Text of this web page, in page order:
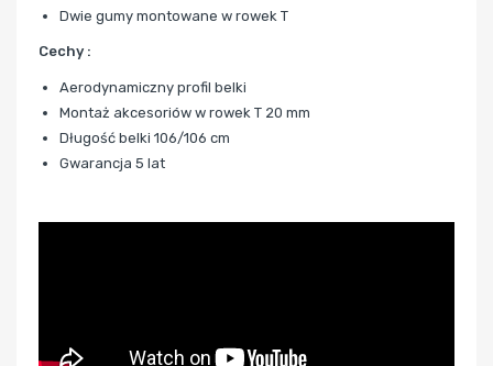
Dwie gumy montowane w rowek T
Cechy :
Aerodynamiczny profil belki
Montaż akcesoriów w rowek T 20 mm
Długość belki 106/106 cm
Gwarancja 5 lat